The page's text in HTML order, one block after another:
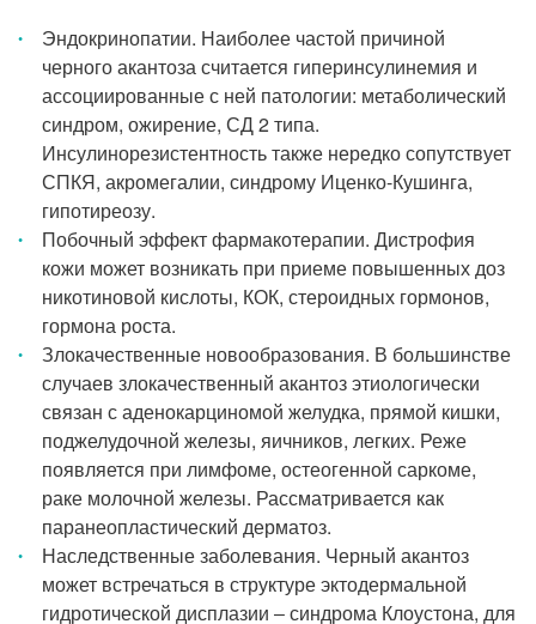
Эндокринопатии. Наиболее частой причиной
черного акантоза считается гиперинсулинемия и
ассоциированные с ней патологии: метаболический
синдром, ожирение, СД 2 типа.
Инсулинорезистентность также нередко сопутствует
СПКЯ, акромегалии, синдрому Иценко-Кушинга,
гипотиреозу.
Побочный эффект фармакотерапии. Дистрофия
кожи может возникать при приеме повышенных доз
никотиновой кислоты, КОК, стероидных гормонов,
гормона роста.
Злокачественные новообразования. В большинстве
случаев злокачественный акантоз этиологически
связан с аденокарциномой желудка, прямой кишки,
поджелудочной железы, яичников, легких. Реже
появляется при лимфоме, остеогенной саркоме,
раке молочной железы. Рассматривается как
паранеопластический дерматоз.
Наследственные заболевания. Черный акантоз
может встречаться в структуре эктодермальной
гидротической дисплазии ‒ синдрома Клоустона, для